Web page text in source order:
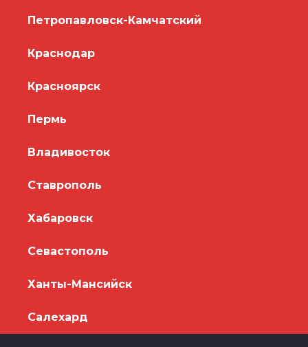
Петропавловск-Камчатский
Краснодар
Красноярск
Пермь
Владивосток
Ставрополь
Хабаровск
Севастополь
Ханты-Мансийск
Салехард